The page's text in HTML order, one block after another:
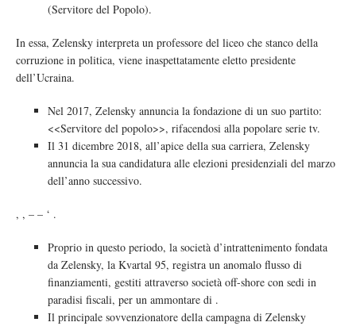
(Servitore del Popolo).
In essa, Zelensky interpreta un professore del liceo che stanco della
corruzione in politica, viene inaspettatamente eletto presidente
dell’Ucraina.
Nel 2017, Zelensky annuncia la fondazione di un suo partito:
<<Servitore del popolo>>, rifacendosi alla popolare serie tv.
Il 31 dicembre 2018, all’apice della sua carriera, Zelensky
annuncia la sua candidatura alle elezioni presidenziali del marzo
dell’anno successivo.
̀, , – – ‘ .
Proprio in questo periodo, la società d’intrattenimento fondata
da Zelensky, la Kvartal 95, registra un anomalo flusso di
finanziamenti, gestiti attraverso società off-shore con sedi in
paradisi fiscali, per un ammontare di .
Il principale sovvenzionatore della campagna di Zelensky